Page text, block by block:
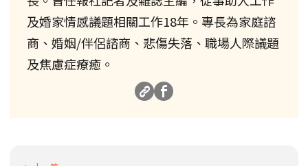
及婚家情感議題相關工作18年。專長為家庭諮
商、婚姻/伴侶諮商、悲傷失落、職場人際議題
及焦慮症療癒。